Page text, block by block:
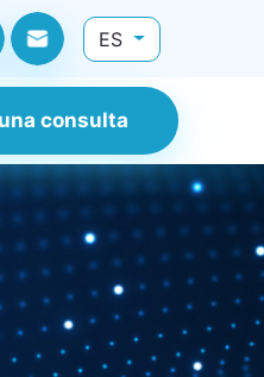
ES
consulta